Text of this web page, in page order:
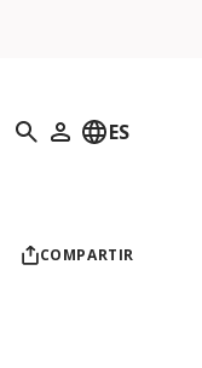
Búsqueda
Mi perfil
ES
COMPARTIR